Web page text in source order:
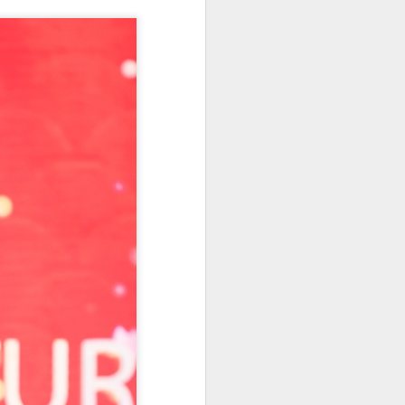
bao giờ hết với sắc trắng tinh khôi
Hà Nội 2025 – Đinh Hoài An đã
Trong tà áo dài truyền thống,